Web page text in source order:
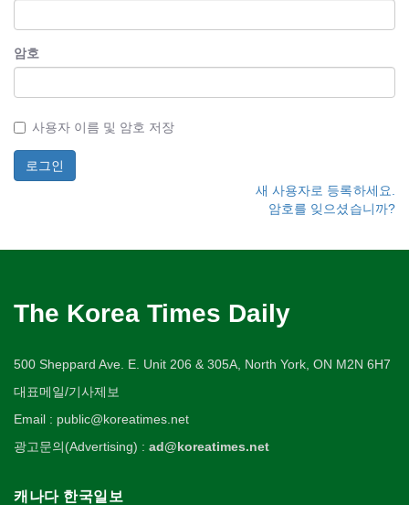
암호
사용자 이름 및 암호 저장
새 사용자로 등록하세요.
암호를 잊으셨습니까?
The Korea Times Daily
500 Sheppard Ave. E. Unit 206 & 305A, North York, ON M2N 6H7
대표메일/기사제보
Email : public@koreatimes.net
광고문의(Advertising) : ad@koreatimes.net
캐나다 한국일보